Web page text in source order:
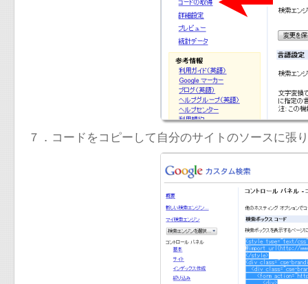
７．コードをコピーして自分のサイトのソースに張